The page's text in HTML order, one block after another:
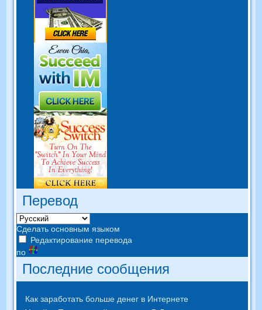
Перевод
Сделать основным языком
Редактирование перевода
по
Последние сообщения
Как заработать больше денег в Интернете